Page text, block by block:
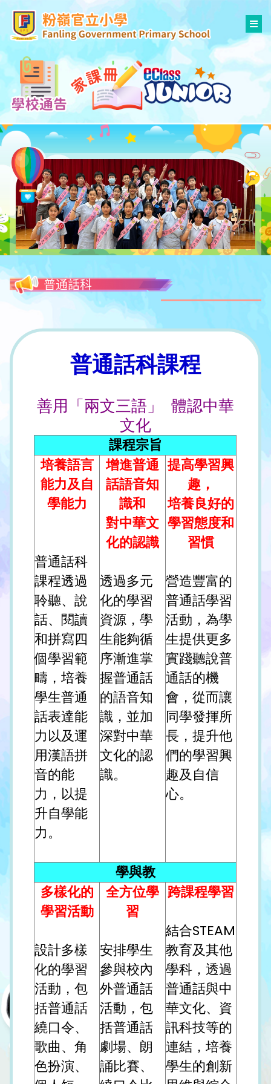
普通話科
普通話科課程
善用「兩文三語」 體認中華
文化
課程宗旨
培養語言
能力及自
學能力
普通話科
課程透過
聆聽、說
話、閱讀
和拼寫四
個學習範
疇，培養
學生普通
話表達能
力以及運
用漢語拼
音的能
力，以提
升自學能
力。
增進普通
話語音知
識和
對中華文
化的認識
透過多元
化的學習
資源，學
生能夠循
序漸進掌
握普通話
的語音知
識，並加
深對中華
文化的認
識。
提高學習興
趣，
培養良好的
學習態度和
習慣
營造豐富的
普通話學習
活動，為學
生提供更多
實踐聽說普
通話的機
會，從而讓
同學發揮所
長，提升他
們的學習興
趣及自信
心。
學與教
多樣化的
學習活動
設計多樣
化的學習
活動，包
括普通話
繞口令、
歌曲、角
色扮演、
全方位學
習
安排學生
參與校內
外普通話
活動，包
括普通話
劇場、朗
誦比賽、
跨課程學習
結合STEAM
教育及其他
學科，透過
普通話與中
華文化、資
訊科技等的
連結，培養
學生的創新